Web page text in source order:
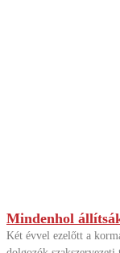
Mindenhol
Két évvel ezelőtt a